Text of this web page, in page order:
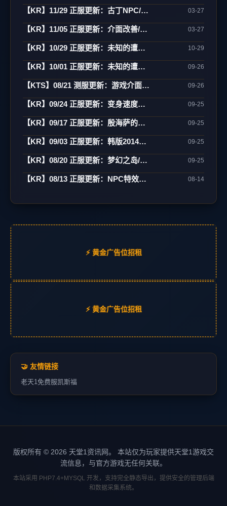
【KR】11/29 正服更新：古丁NPC/死亡骑士/活动 03-27
【KR】11/05 正服更新：介面改善/欧瑞地区/活动 03-27
【KR】10/29 正服更新：未知的遭遇(3)-傲慢之塔/新武防/活动 10-29
【KR】10/01 正服更新：未知的遭遇(1)-制作/82-85变身/古巨墓/雾月岛 09-26
【KTS】08/21 测服更新：游戏介面翻新(宽萤幕)/强化特效/角色辅助 09-26
【KR】09/24 正服更新：变身速度新增85级 09-25
【KR】09/17 正服更新：殷海萨的祝福(更新) 09-25
【KR】09/03 正服更新：韩版2014中秋活动 09-25
【KR】08/20 正服更新：梦幻之岛/网咖相关 09-25
【KR】08/13 正服更新：NPC特效变更/网咖活动 08-14
⚡ 黄金广告位招租
⚡ 黄金广告位招租
🤝 友情链接
老天1免费服凯斯福
版权所有 © 2026 天堂1资讯网。 本站仅为玩家提供天堂1游戏交
流信息，与官方游戏无任何关联。
本站采用 PHP7.4+MYSQL 开发，支持完全静态导出，提供安全的管理后端
和数据采集系统。